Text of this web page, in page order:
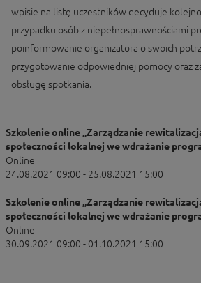
wpisie na listę uczestników decyduje
przypadku osób z niepełnosprawnościami
poinformowanie organizatora o swoich
przygotowanie odpowiedniej pomocy oraz
obsługę spotkania.
Szkolenie online „Zarządzanie
społeczności lokalnej we wdrażanie
Online
24.08.2021 09:00 - 25.08.2021 15:00
Szkolenie online „Zarządzanie
społeczności lokalnej we wdrażanie
Online
30.09.2021 09:00 - 01.10.2021 15:00